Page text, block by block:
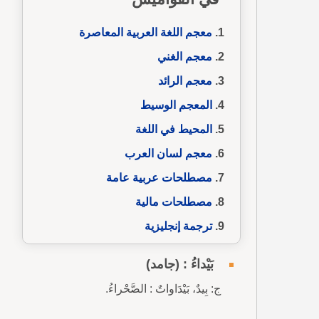
معجم اللغة العربية المعاصرة
معجم الغني
معجم الرائد
المعجم الوسيط
المحيط في اللغة
معجم لسان العرب
مصطلحات عربية عامة
مصطلحات مالية
ترجمة إنجليزية
بَيْداءُ : (جامد)
ج: بِيدٌ، بَيْدَاواتٌ : الصَّحْراءُ.